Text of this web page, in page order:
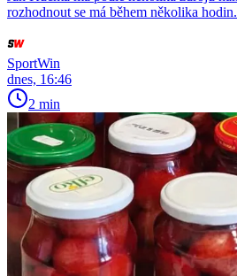
rozhodnout se má během několika hodin.
SportWin
dnes, 16:46
2 min